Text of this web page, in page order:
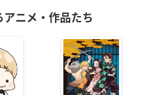
ニメ・作品たち